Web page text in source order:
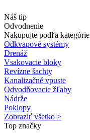
Náš tip
Odvodnenie
Nakupujte podľa kategórie
Odkvapové systémy
Drenáž
Vsakovacie bloky
Revízne šachty
Kanalizačné vpuste
Odvodňovacie žľaby
Nádrže
Poklopy
Zobraziť všetko >
Top značky